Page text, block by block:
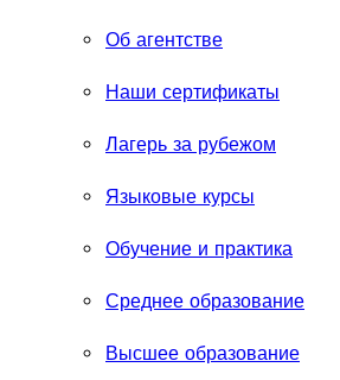
Об агентстве
Наши сертификаты
Лагерь за рубежом
Языковые курсы
Обучение и практика
Среднее образование
Высшее образование